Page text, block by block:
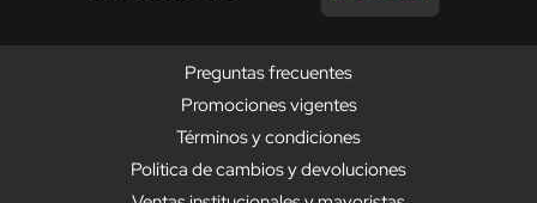
Preguntas frecuentes
Promociones vigentes
Términos y condiciones
Política de cambios y devoluciones